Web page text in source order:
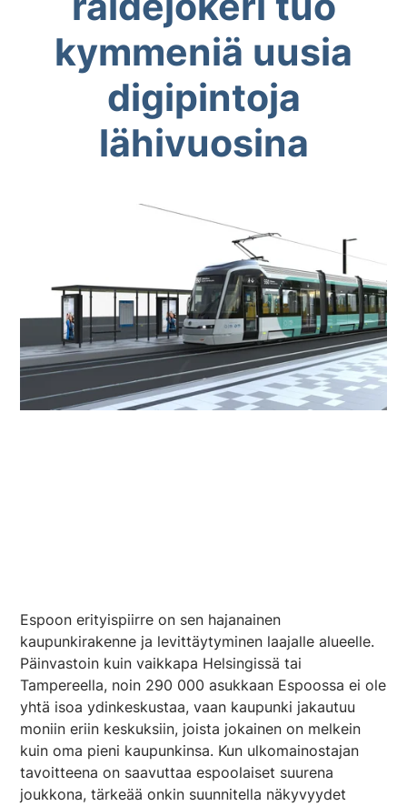
kymmeniä uusia
digipintoja
lähivuosina
Espoon erityispiirre on sen hajanainen
kaupunkirakenne ja levittäytyminen laajalle alueelle.
Päinvastoin kuin vaikkapa Helsingissä tai
Tampereella, noin 290 000 asukkaan Espoossa ei ole
yhtä isoa ydinkeskustaa, vaan kaupunki jakautuu
moniin eriin keskuksiin, joista jokainen on melkein
kuin oma pieni kaupunkinsa. Kun ulkomainostajan
tavoitteena on saavuttaa espoolaiset suurena
joukkona, tärkeää onkin suunnitella näkyvyydet